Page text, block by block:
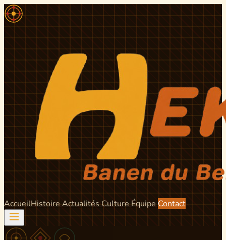
AccueilHistoire ActualitésCulture Équipe Contact